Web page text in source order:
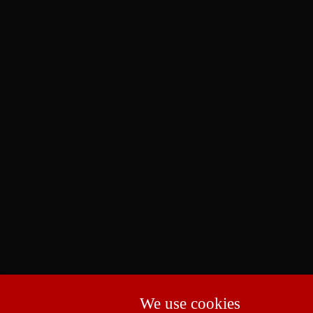
We use cookies